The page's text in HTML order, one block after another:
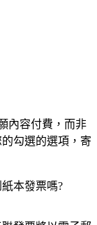
內容付費，而非
勾選的選項，寄
本發票嗎?